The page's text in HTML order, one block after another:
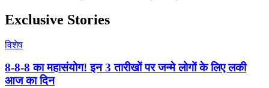
Exclusive Stories
विशेष
8-8-8 का महासंयोग! इन 3 तारीखों पर जन्मे लोगों के लिए लकी
आज का दिन